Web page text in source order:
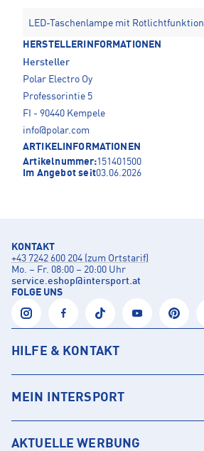
LED-Taschenlampe mit Rotlichtfunktion
HERSTELLERINFORMATIONEN
Hersteller
Polar Electro Oy
Professorintie 5
FI - 90440 Kempele
info@polar.com
ARTIKELINFORMATIONEN
Artikelnummer:151401500
Im Angebot seit03.06.2026
KONTAKT
+43 7242 600 204 (zum Ortstarif)
Mo. – Fr. 08:00 – 20:00 Uhr
service.eshop@intersport.at
FOLGE UNS
HILFE & KONTAKT
MEIN INTERSPORT
AKTUELLE WERBUNG